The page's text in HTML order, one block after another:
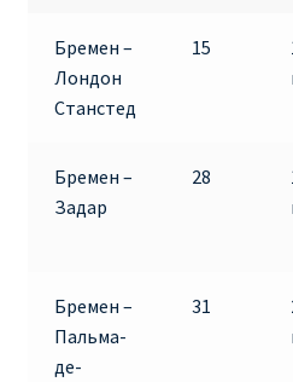
Бремен –
Лондон
Станстед
15
Бремен –
Задар
28
Бремен –
Пальма-
де-
31